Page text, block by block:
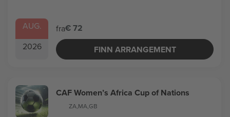
AUG.
2026
fra€ 72
FINN ARRANGEMENT
CAF Women’s Africa Cup of Nations
ZA,MA,GB